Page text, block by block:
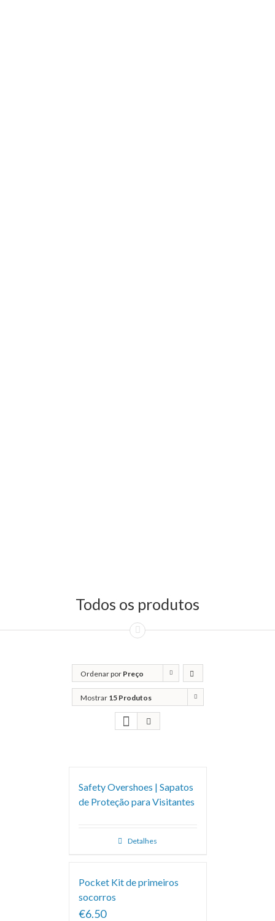
Todos os produtos
Ordenar por Preço
Mostrar 15 Produtos
Safety Overshoes | Sapatos
de Proteção para Visitantes
Detalhes
Pocket Kit de primeiros
socorros
€6.50